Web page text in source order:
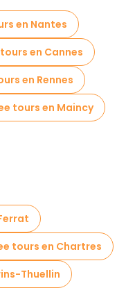
en Nantes
en Cannes
en Rennes
tours en Maincy
tours en Chartres
Thuellin